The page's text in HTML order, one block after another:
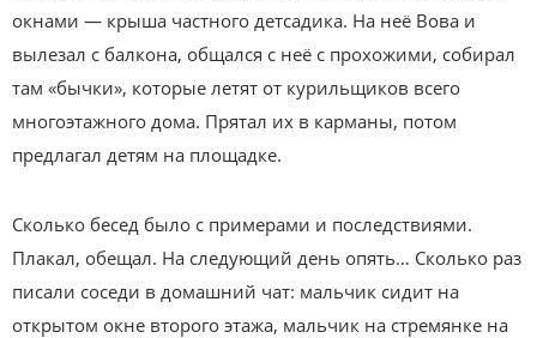
окнами — крыша частного детсадика. На неё Вова и
вылезал с балкона, общался с неё с прохожими, собирал
там «бычки», которые летят от курильщиков всего
многоэтажного дома. Прятал их в карманы, потом
предлагал детям на площадке.
Сколько бесед было с примерами и последствиями.
Плакал, обещал. На следующий день опять… Сколько раз
писали соседи в домашний чат: мальчик сидит на
открытом окне второго этажа, мальчик на стремянке на